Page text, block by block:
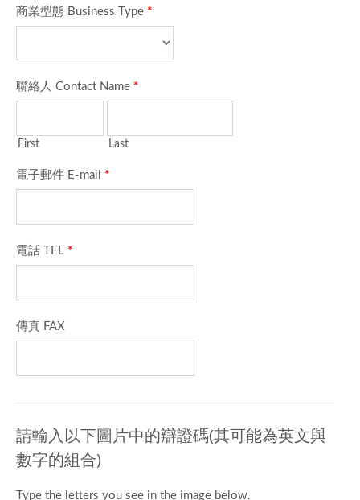
商業型態 Business Type *
聯絡人 Contact Name *
First Last
電子郵件 E-mail *
電話 TEL *
傳真 FAX
請輸入以下圖片中的辯證碼(其可能為英文與
數字的組合)
Type the letters you see in the image below.